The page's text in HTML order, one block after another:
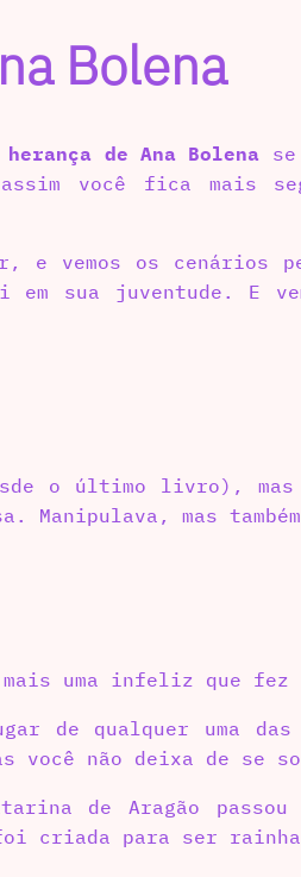
Bolena
de Ana Bolena
assim você fica mais
vemos os cenários
sua juventude. E
o último livro), mas
Manipulava, mas
uma infeliz que
de qualquer uma das
você não deixa de se
de Aragão passou
criada para ser